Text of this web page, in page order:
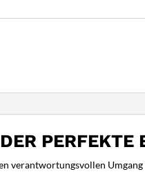
PERFEKTE
verantwortungsvollen